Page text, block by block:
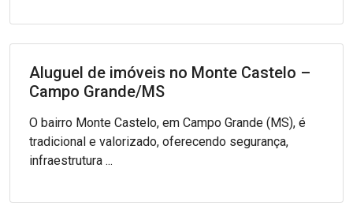
Aluguel de imóveis no Monte Castelo –
Campo Grande/MS
O bairro Monte Castelo, em Campo Grande (MS), é
tradicional e valorizado, oferecendo segurança,
infraestrutura ...